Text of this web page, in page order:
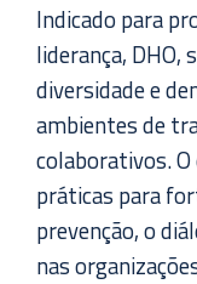
Indicado para
liderança, DHO,
diversidade e
ambientes de
colaborativos.
práticas para
prevenção, o
nas